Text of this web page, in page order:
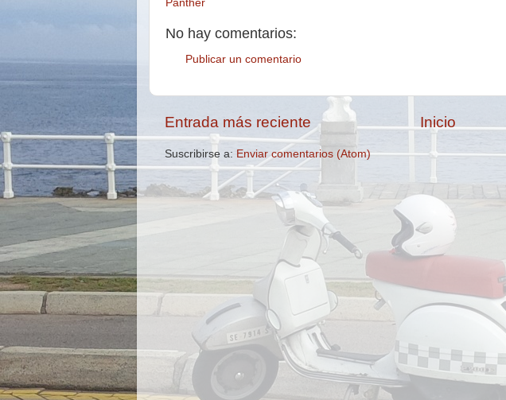
Panther
No hay comentarios:
Publicar un comentario
Entrada más reciente Inicio
Suscribirse a: Enviar comentarios (Atom)